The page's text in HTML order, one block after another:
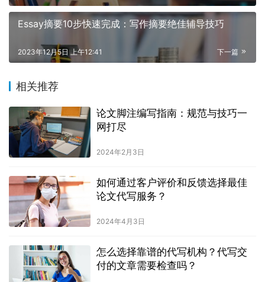
Essay摘要10步快速完成：写作摘要绝佳辅导技巧
下一篇
2023年12月5日 上午12:41
相关推荐
论文脚注编写指南：规范与技巧一
网打尽
2024年2月3日
如何通过客户评价和反馈选择最佳
论文代写服务？
2024年4月3日
怎么选择靠谱的代写机构？代写交
付的文章需要检查吗？